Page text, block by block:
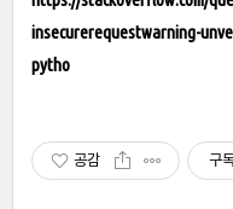
insecurerequestwarning-
pytho
공감 구